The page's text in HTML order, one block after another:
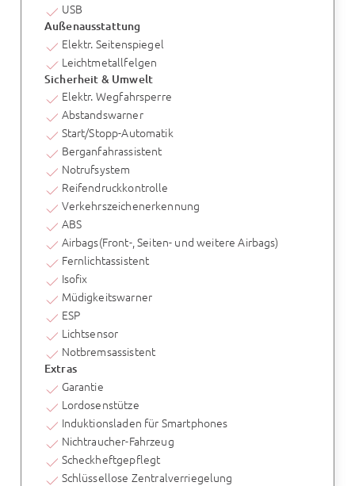
USB
Außenausstattung
Elektr. Seitenspiegel
Leichtmetallfelgen
Sicherheit & Umwelt
Elektr. Wegfahrsperre
Abstandswarner
Start/Stopp-Automatik
Berganfahrassistent
Notrufsystem
Reifendruckkontrolle
Verkehrszeichenerkennung
ABS
Airbags(Front-, Seiten- und weitere Airbags)
Fernlichtassistent
Isofix
Müdigkeitswarner
ESP
Lichtsensor
Notbremsassistent
Extras
Garantie
Lordosenstütze
Induktionsladen für Smartphones
Nichtraucher-Fahrzeug
Scheckheftgepflegt
Schlüssellose Zentralverriegelung